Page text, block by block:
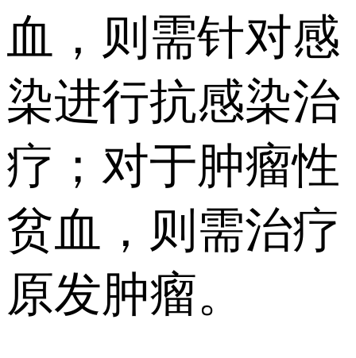
血，则需针对感
染进行抗感染治
疗；对于肿瘤性
贫血，则需治疗
原发肿瘤。